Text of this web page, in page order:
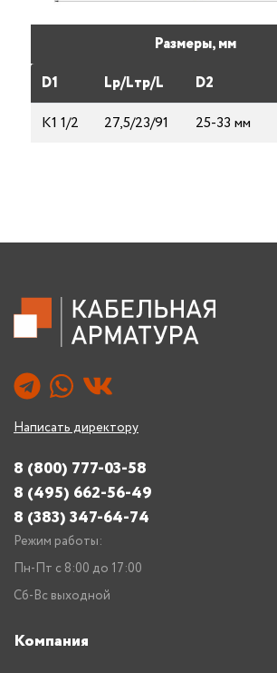
Размеры, мм
D1
Lp/Lтp/L D2
K1 1/2
27,5/23/91 25-33 мм
Написать директору
8 (800) 777-03-58
8 (495) 662-56-49
8 (383) 347-64-74
Режим работы:
Пн-Пт с 8:00 до 17:00
Сб-Вс выходной
Компания